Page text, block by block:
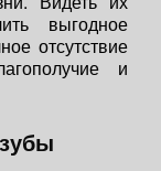
выгодное
отсутствие
и